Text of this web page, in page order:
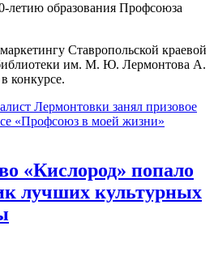
летию образования Профсоюза
Ставропольской краевой
им. М. Ю. Лермонтова А.
конкурсе.
Лермонтовки занял призовое
«Профсоюз в моей жизни»
«Кислород» попало
лучших культурных